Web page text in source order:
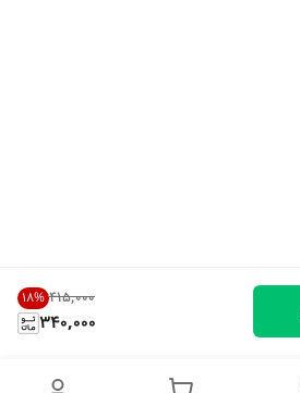
۴۱۵٬۰۰۰ 18%
340,000